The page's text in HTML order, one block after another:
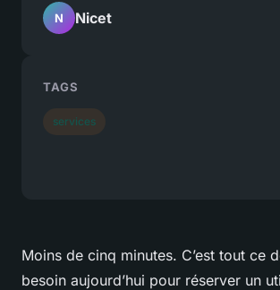
Moins de cinq minutes. C’est tout ce
besoin aujourd’hui pour réserver un
N Nicet
TAGS
services